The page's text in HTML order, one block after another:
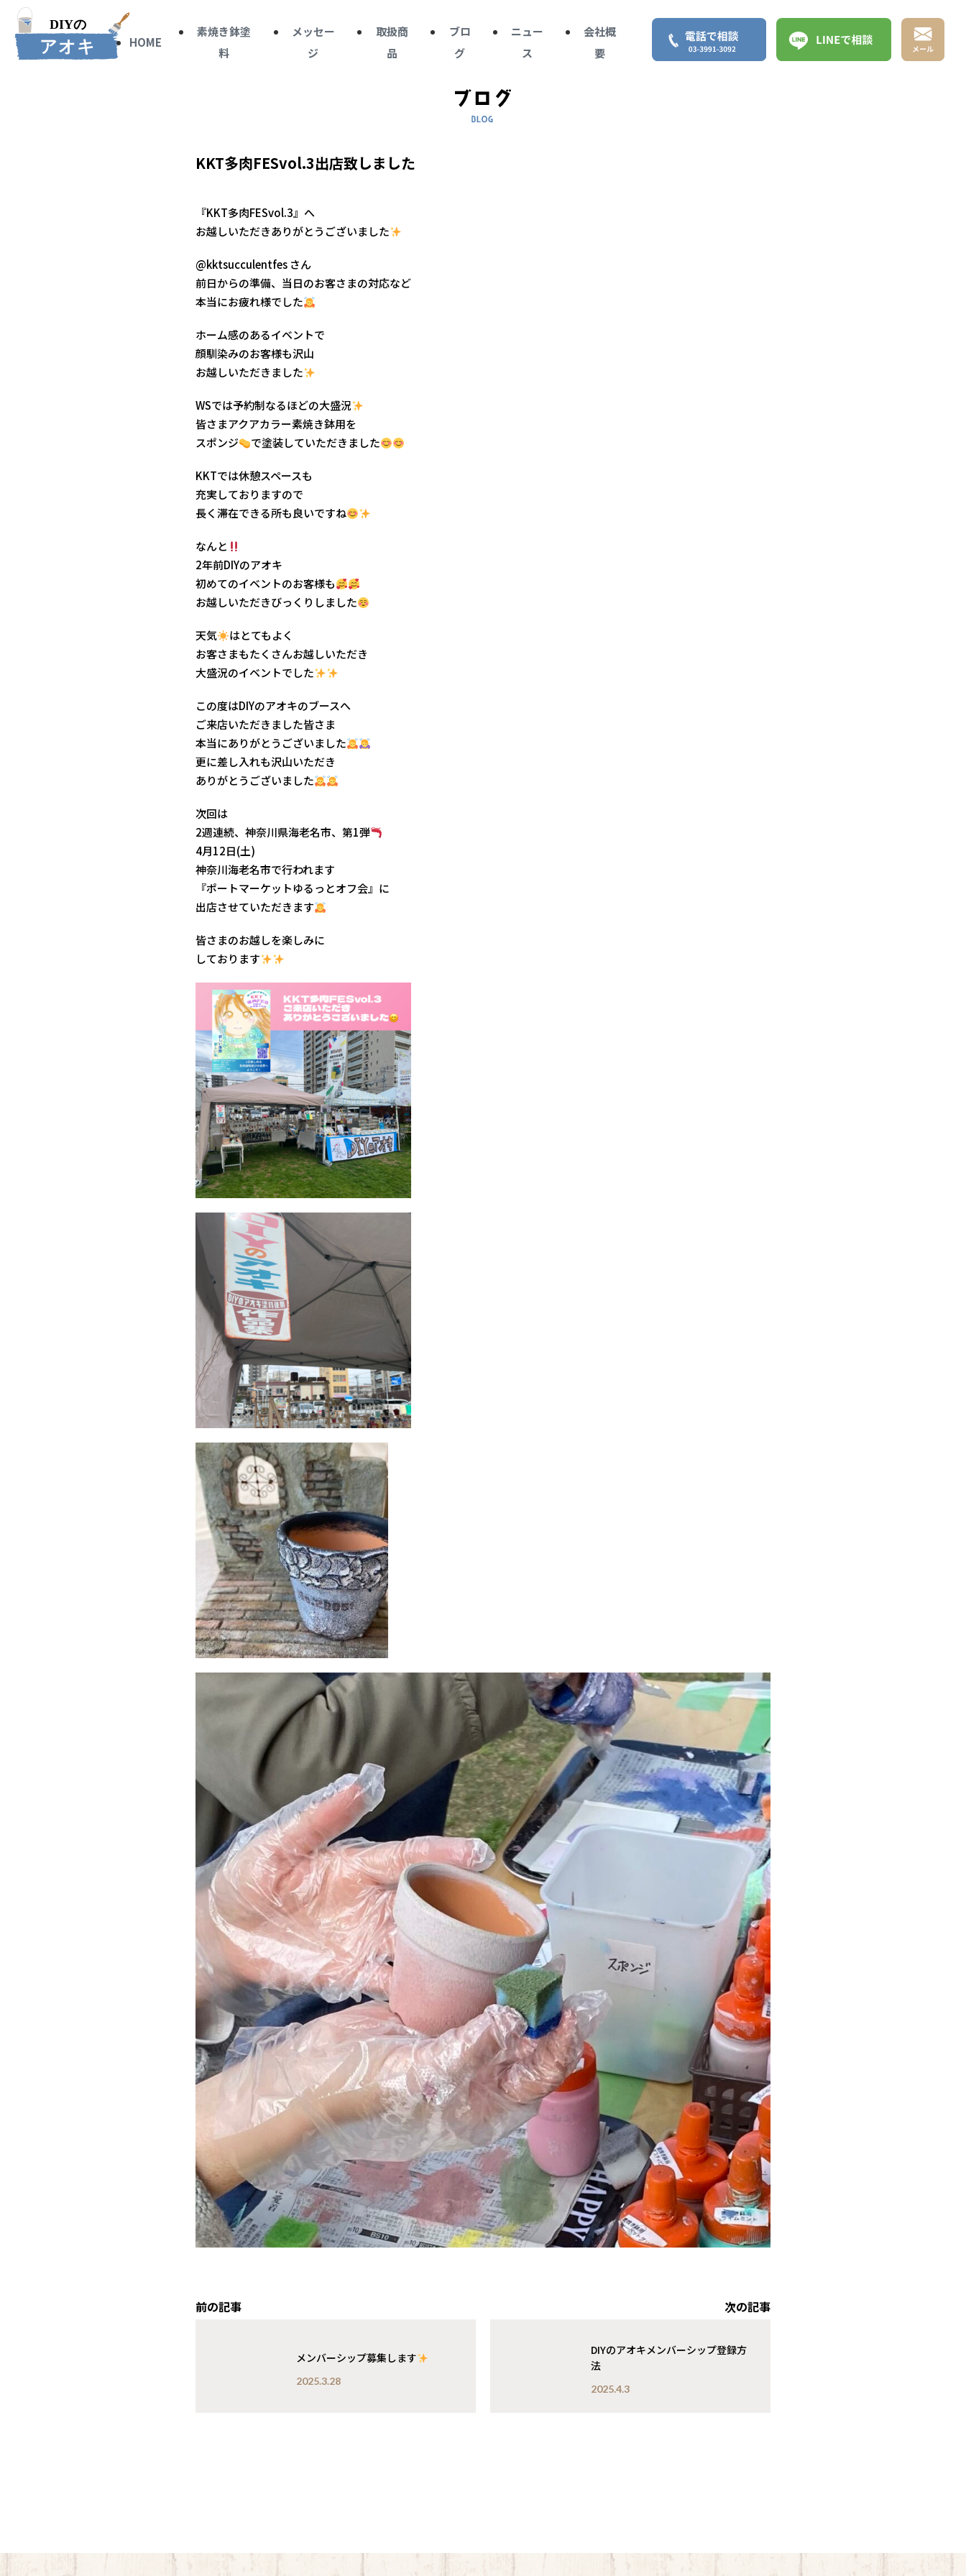
HOME
素焼き鉢塗
料
メッセー
ジ
取扱商
品
ブロ
グ
ニュー
ス
会社概
要
KKT多肉FESvol.3出店致しました
『KKT多肉FESvol.3』へ
お越しいただきありがとうございました
@kktsucculentfes さん
前日からの準備、当日のお客さまの対応など
本当にお疲れ様でした
ホーム感のあるイベントで
顔馴染みのお客様も沢山
お越しいただきました
WSでは予約制なるほどの大盛況
皆さまアクアカラー素焼き鉢用を
スポンジ
で塗装していただきました
KKTでは休憩スペースも
充実しておりますので
長く滞在できる所も良いですね
なんと
2年前DIYのアオキ
初めてのイベントのお客様も
お越しいただきびっくりしました
天気
はとてもよく
お客さまもたくさんお越しいただき
大盛況のイベントでした
この度はDIYのアオキのブースへ
ご来店いただきました皆さま
本当にありがとうございました
更に差し入れも沢山いただき
ありがとうございました
次回は
2週連続、神奈川県海老名市、第1弾
4月12日(土)
神奈川海老名市で行われます
『ポートマーケットゆるっとオフ会』に
出店させていただきます
皆さまのお越しを楽しみに
しております
次の記事
DIYのアオキメンバーシップ登録方
法
2025.4.3
前の記事
メンバーシップ募集します
2025.3.28